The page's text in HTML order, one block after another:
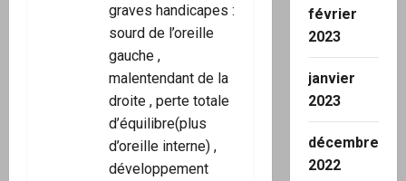
graves handicapes :
sourd de l’oreille
gauche ,
malentendant de la
droite , perte totale
d’équilibre(plus
d’oreille interne) ,
développement
février
2023
janvier
2023
décembre
2022